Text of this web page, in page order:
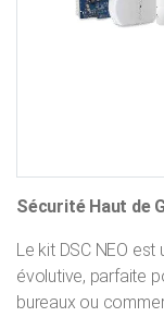
Sécurité Haut de
Le kit DSC NEO
évolutive, parfaite
bureaux ou